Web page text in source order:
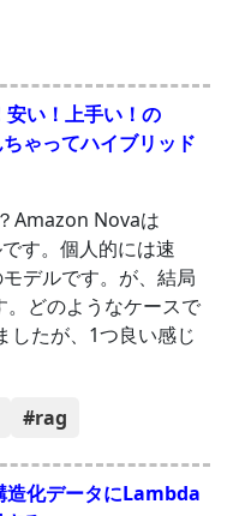
い！上手い！の
ゃってハイブリッド
Amazon Novaは
す。個人的には速
デルです。が、結局
どのようなケースで
したが、1つ良い感じ
#rag
化データにLambda